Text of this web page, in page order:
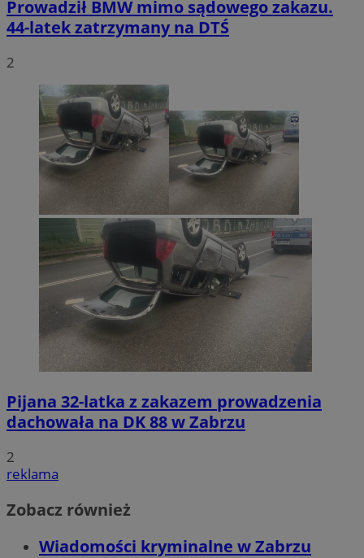
Prowadził BMW mimo sądowego zakazu.
44-latek zatrzymany na DTŚ
2
Pijana 32-latka z zakazem prowadzenia
dachowała na DK 88 w Zabrzu
2
reklama
Zobacz również
Wiadomości kryminalne w Zabrzu